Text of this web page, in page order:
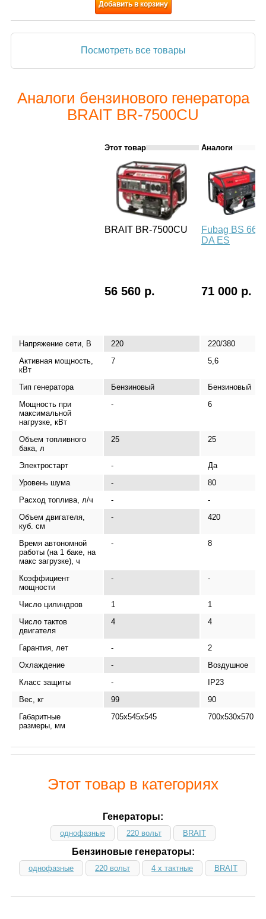
Добавить в корзину
Посмотреть все товары
Аналоги бензинового генератора
BRAIT BR-7500CU
Этот товар Аналоги
BRAIT BR-7500CU
Fubag BS
DA ES
56 560 р. 71 000 р.
Напряжение сети, В 220
220/380
Активная мощность,
кВт
7 5,6
Тип генератора Бензиновый
Бензиновый
Мощность при
максимальной
нагрузке, кВт
- 6
Объем топливного
бака, л
25 25
Электростарт -
Да
Уровень шума
-
80
Расход топлива, л/ч
-
-
Объем двигателя,
куб. см
- 420
Время автономной
работы (на 1 баке, на
макс загрузке), ч
- 8
Коэффициент
мощности
- -
Число цилиндров 1
1
Число тактов
двигателя
4 4
Гарантия, лет -
2
Охлаждение
-
Воздушное
Класс защиты
-
IP23
Вес, кг
99
90
Габаритные
размеры, мм
705х545х545 700х530х570
Этот товар в категориях
Генераторы:
однофазные 220 вольт BRAIT
Бензиновые генераторы:
однофазные 220 вольт 4 х тактные BRAIT